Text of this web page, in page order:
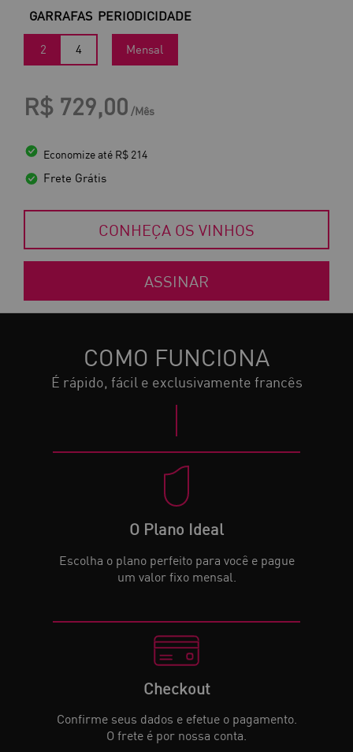
GARRAFAS
2 4
PERIODICIDADE
Mensal
R$ 729,00 /Mês
Economize até R$ 214
Frete Grátis
CONHEÇA OS VINHOS
ASSINAR
COMO FUNCIONA
É rápido, fácil e exclusivamente francês
O Plano Ideal
Escolha o plano perfeito para você e pague
um valor fixo mensal.
Checkout
Confirme seus dados e efetue o pagamento.
O frete é por nossa conta.